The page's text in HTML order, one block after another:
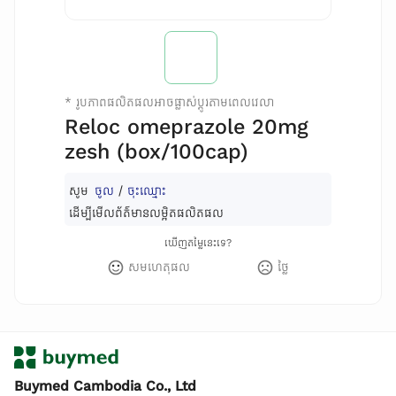
* រូបភាពផលិតផលអាចផ្លាស់ប្តូរតាមពេលវេលា
Reloc omeprazole 20mg
zesh (box/100cap)
សូម ចូល / ចុះឈ្មោះ
ដើម្បីមើលព័ត៌មានលម្អិតផលិតផល
ឃើញតម្លៃនេះទេ?
សមហេតុផល ថ្លៃ
Buymed Cambodia Co., Ltd